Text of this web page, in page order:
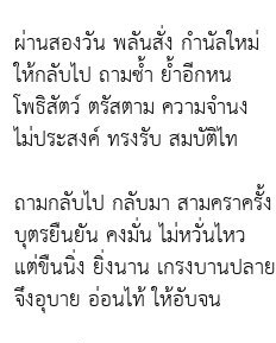
ผ่านสองวัน พลันสั่ง กำนัลใหม่
ให้กลับไป ถามซ้ำ ย้ำอีกหน
โพธิสัตว์ ตรัสตาม ความจำนง
ไม่ประสงค์ ทรงรับ สมบัติไท
ถามกลับไป กลับมา สามคราครั้ง
บุตรยืนยัน คงมั่น ไม่หวั่นไหว
แต่ขืนนิ่ง ยิ่งนาน เกรงบานปลาย
จึงอุบาย อ่อนไท้ ให้อับจน